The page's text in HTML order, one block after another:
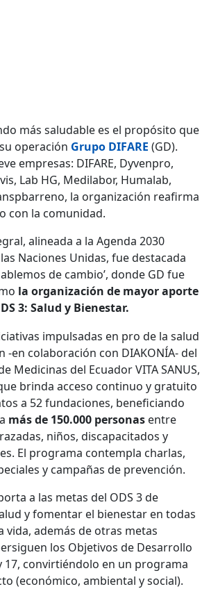
más saludable es el propósito que
operación Grupo DIFARE(GD).
empresas: DIFARE, Dyvenpro,
Lab HG, Medilabor, Humalab,
la organización reafirma
con la comunidad.
alineada a la Agenda 2030
Naciones Unidas, fue destacada
de cambio’, donde GD fue
la organización de mayor aporte
3: Salud y Bienestar.
impulsadas en pro de la salud
-en colaboración con DIAKONÍA- del
Medicinas del Ecuador VITA SANUS,
brinda acceso continuo y gratuito
a 52 fundaciones, beneficiando
más de 150.000 personas entre
niños, discapacitados y
El programa contempla charlas,
y campañas de prevención.
a las metas del ODS 3 de
y fomentar el bienestar en todas
vida, además de otras metas
los Objetivos de Desarrollo
17, convirtiéndolo en un programa
(económico, ambiental y social).